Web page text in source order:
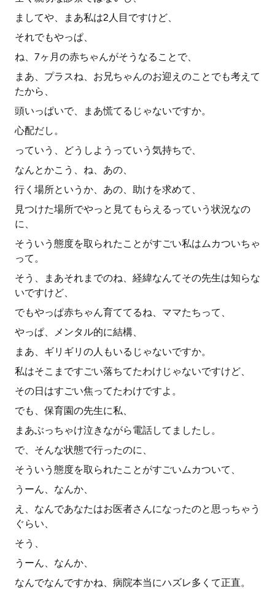
ましてや、まあ私は2人目ですけど、
それでもやっぱ、
ね、7ヶ月の赤ちゃんがそうなることで、
まあ、プラスね、お兄ちゃんのお迎えのことでも考えて
たから、
頭いっぱいで、まあ慌てるじゃないですか。
心配だし。
っていう、どうしようっていう気持ちで、
なんとかこう、ね、あの、
行く場所というか、あの、助けを求めて、
見つけた場所でやっと見てもらえるっていう状況なの
に、
そういう態度を取られたことがすごい私はムカついちゃ
って。
そう、まあそれまでのね、経緯なんてその先生は知らな
いですけど、
でもやっぱ赤ちゃん育ててるね、ママたちって、
やっぱ、メンタル的に結構、
まあ、ギリギリの人もいるじゃないですか。
私はそこまですごい落ちてたわけじゃないですけど、
その日はすごい焦ってたわけですよ。
でも、保育園の先生に私、
まあぶっちゃけ泣きながら電話してましたし。
で、そんな状態で行ったのに、
そういう態度を取られたことがすごいムカついて、
うーん、なんか、
え、なんであなたはお医者さんになったのと思っちゃう
ぐらい、
そう、
うーん、なんか、
なんでなんですかね、病院本当にハズレ多くて正直。